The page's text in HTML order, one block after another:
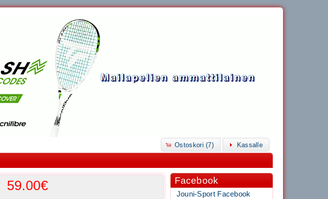
Ostoskori (7) Kassalle
59.00€ Facebook
Jouni-Sport Facebook